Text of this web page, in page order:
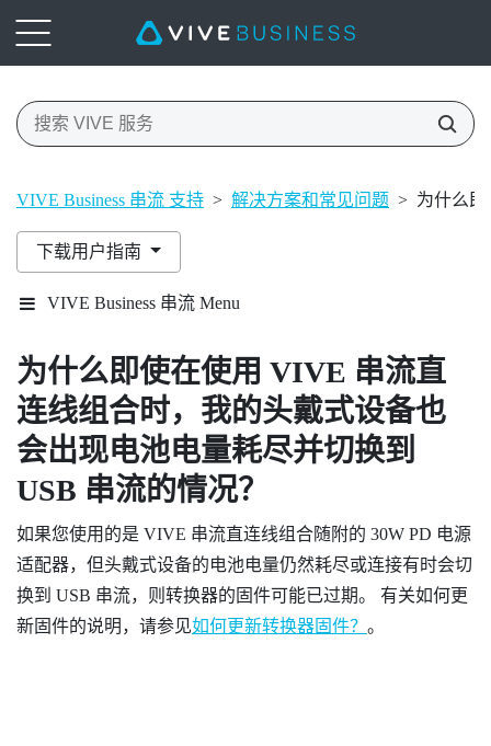
VIVE Business 串流 支持 > 解决方案和常见问题 > 为什么
下载用户指南
VIVE Business 串流 Menu
为什么即使在使用 VIVE 串流直
连线组合时，我的头戴式设备也
会出现电池电量耗尽并切换到
USB 串流的情况？
如果您使用的是 VIVE 串流直连线组合随附的 30W PD 电源
适配器，但头戴式设备的电池电量仍然耗尽或连接有时会切
换到 USB 串流，则转换器的固件可能已过期。 有关如何更
新固件的说明，请参见如何更新转换器固件？ 。